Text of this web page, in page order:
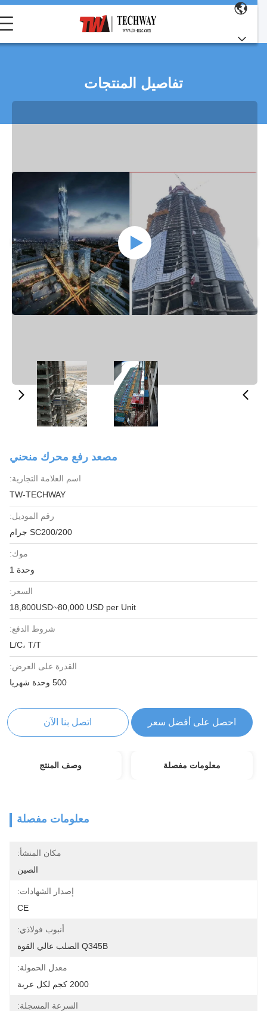
تفاصيل المنتجات
مصعد رفع محرك منحني
اسم العلامة التجارية:
TW-TECHWAY
رقم الموديل:
SC200/200 جرام
موك:
وحدة 1
السعر:
18,800USD~80,000 USD per Unit
شروط الدفع:
L/C، T/T
القدرة على العرض:
500 وحدة شهريا
احصل على أفضل سعر اتصل بنا الآن
معلومات مفصلة وصف المنتج
معلومات مفصلة
مكان المنشأ:
الصين
إصدار الشهادات:
CE
أنبوب فولاذي:
Q345B الصلب عالي القوة
معدل الحمولة:
2000 كجم لكل عربة
السرعة المسجلة: